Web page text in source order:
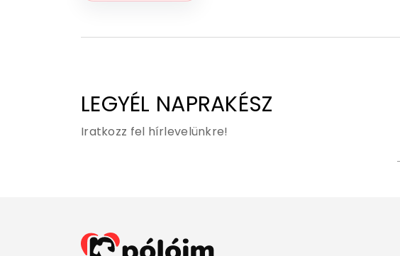
LEGYÉL NAPRAKÉSZ
Iratkozz fel hírlevelünkre!